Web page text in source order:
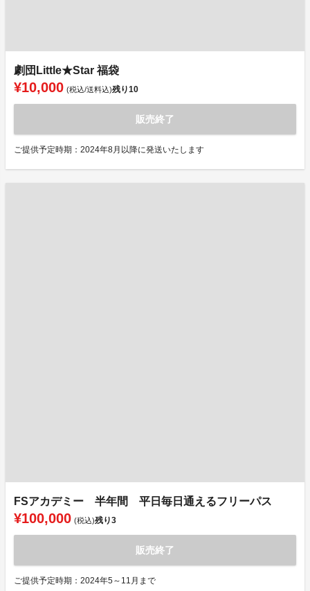
劇団Little★Star 福袋
¥10,000 (税込/送料込)残り10
販売終了
ご提供予定時期：2024年8月以降に発送いたします
FSアカデミー 半年間 平日毎日通えるフリーパス
¥100,000 (税込)残り3
販売終了
ご提供予定時期：2024年5～11月まで